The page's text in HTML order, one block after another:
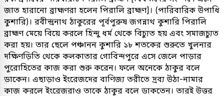
জাত হারানো ব্রাহ্মণরা হলেন পিরালি ব্রাহ্মণ]। (পারিবারিক উপাধি
কুশারি)। রবীন্দ্রনাথ ঠাকুরের পূর্বপুরুষ জগন্নাথ কুশারি পিরালি
ব্রাহ্মণ মেয়ে বিয়ে করলে হিন্দু ধর্ম থেকে বিচ্যুত হয় এবং সমাজচ্যুত
করা হয়। তার ছেলে পঞ্চানন কুশারি ১৮ শতকের শুরুতে খুলনার
দক্ষিণড়িতি থেকে কলকাতার গোবিন্দপুরে এসে জেলে পাড়ার
পুরোহিতের কাজ করা শুরু করেন। ফলে অনেকে ঠাকুর বলে
ডাকেন। এছাড়াও ইংরেজদের বাণিজ্য তরীতে দ্রব্য উঠা-নামার
কাজ করলে ইংরেজরাও তাকে ঠাকুর বলে ডাকতেন। তারই উত্তর